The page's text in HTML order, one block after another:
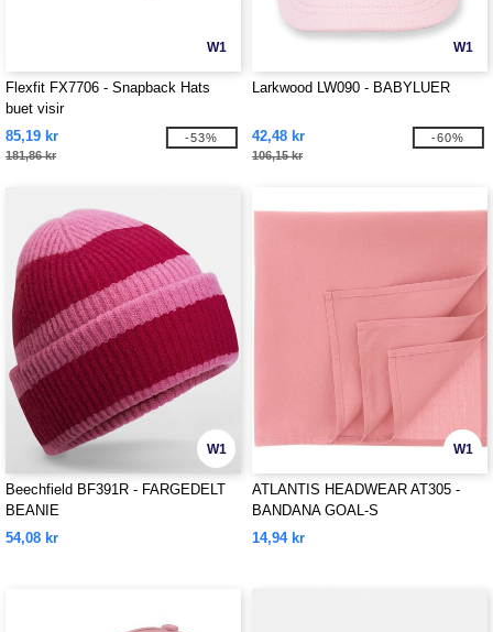
W1
Flexfit FX7706 - Snapback Hats
buet visir
85,19 kr
181,86 kr
-53%
W1
Larkwood LW090 - BABYLUER
42,48 kr
106,15 kr
-60%
W1
Beechfield BF391R - FARGEDELT
BEANIE
54,08 kr
W1
ATLANTIS HEADWEAR AT305 -
BANDANA GOAL-S
14,94 kr